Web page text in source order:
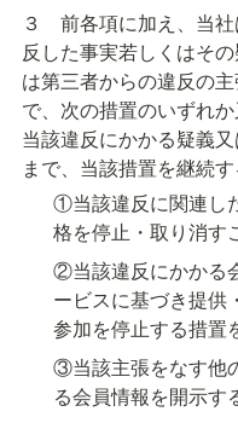
３　前各項に加え、当
反した事実若しくはそ
は第三者からの違反の
で、次の措置のいずれ
当該違反にかかる疑義
まで、当該措置を継続
①当該違反に関連し
格を停止・取り消す
②当該違反にかかる
ービスに基づき提供
参加を停止する措置
③当該主張をなす他
る会員情報を開示す